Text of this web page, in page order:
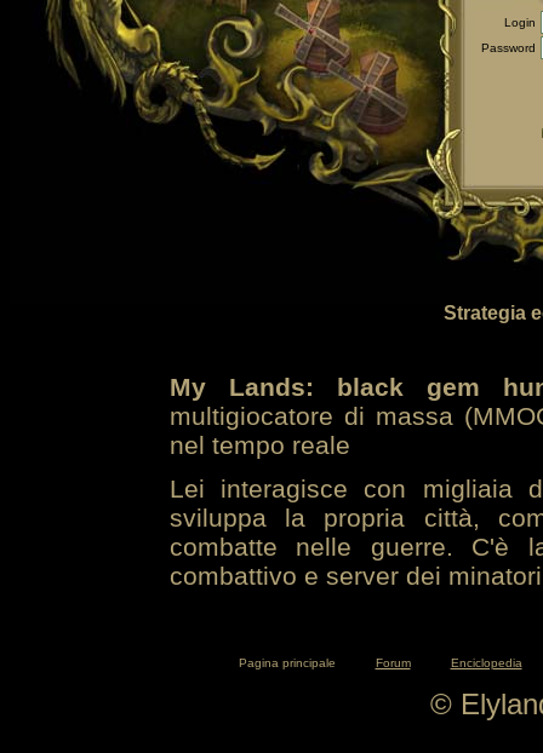
Login
Password
Strategia
My Lands: black gem
multigiocatore di massa
nel tempo reale
Lei interagisce con migliaia
sviluppa la propria città,
combatte nelle guerre. C'è
combattivo e server dei
Pagina principale Forum Enciclopedia
©